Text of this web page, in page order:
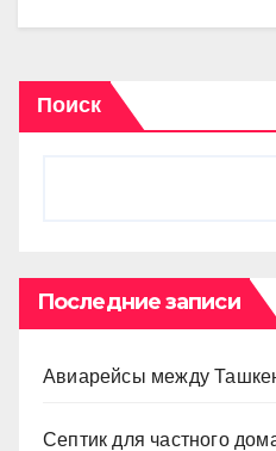
Поиск
Последние записи
Авиарейсы между
Септик для частного